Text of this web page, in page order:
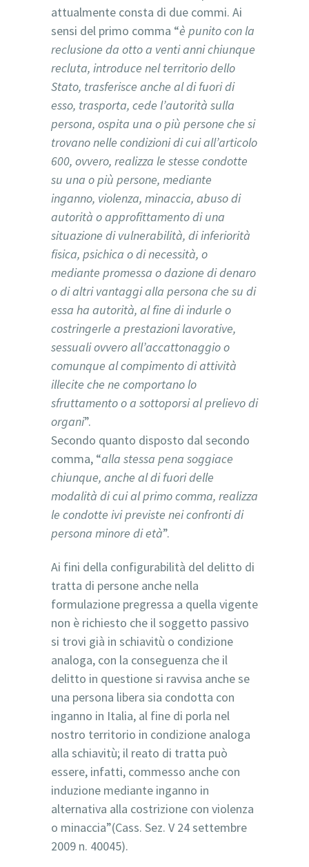
attualmente consta di due commi. Ai
sensi del primo comma “è punito con la
reclusione da otto a venti anni chiunque
recluta, introduce nel territorio dello
Stato, trasferisce anche al di fuori di
esso, trasporta, cede l’autorità sulla
persona, ospita una o più persone che si
trovano nelle condizioni di cui all’articolo
600, ovvero, realizza le stesse condotte
su una o più persone, mediante
inganno, violenza, minaccia, abuso di
autorità o approfittamento di una
situazione di vulnerabilità, di inferiorità
fisica, psichica o di necessità, o
mediante promessa o dazione di denaro
o di altri vantaggi alla persona che su di
essa ha autorità, al fine di indurle o
costringerle a prestazioni lavorative,
sessuali ovvero all’accattonaggio o
comunque al compimento di attività
illecite che ne comportano lo
sfruttamento o a sottoporsi al prelievo di
organi”.
Secondo quanto disposto dal secondo
comma, “alla stessa pena soggiace
chiunque, anche al di fuori delle
modalità di cui al primo comma, realizza
le condotte ivi previste nei confronti di
persona minore di età”.
Ai fini della configurabilità del delitto di
tratta di persone anche nella
formulazione pregressa a quella vigente
non è richiesto che il soggetto passivo
si trovi già in schiavitù o condizione
analoga, con la conseguenza che il
delitto in questione si ravvisa anche se
una persona libera sia condotta con
inganno in Italia, al fine di porla nel
nostro territorio in condizione analoga
alla schiavitù; il reato di tratta può
essere, infatti, commesso anche con
induzione mediante inganno in
alternativa alla costrizione con violenza
o minaccia”(Cass. Sez. V 24 settembre
2009 n. 40045).